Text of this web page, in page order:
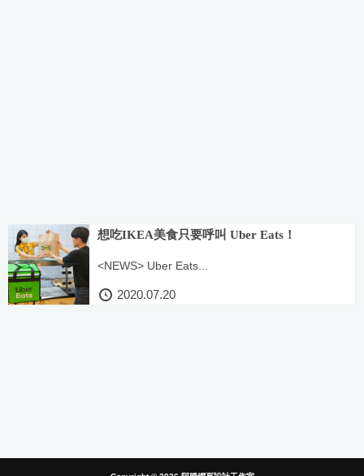
想吃IKEA美食只要呼叫 Uber Eats！
<NEWS> Uber Eats...
2020.07.20